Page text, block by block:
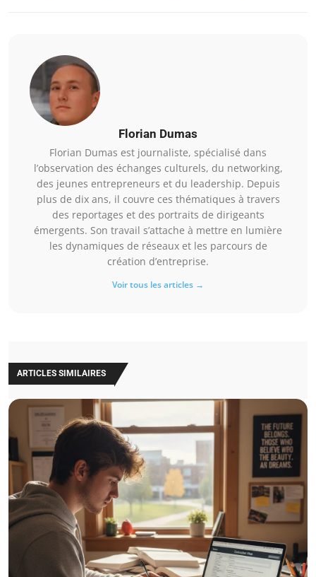
Florian Dumas
Florian Dumas est journaliste, spécialisé dans
l’observation des échanges culturels, du networking,
des jeunes entrepreneurs et du leadership. Depuis
plus de dix ans, il couvre ces thématiques à travers
des reportages et des portraits de dirigeants
émergents. Son travail s’attache à mettre en lumière
les dynamiques de réseaux et les parcours de
création d’entreprise.
Voir tous les articles →
ARTICLES SIMILAIRES